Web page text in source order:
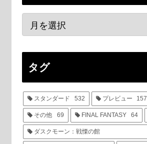
タグ
スタンダード 532 プレビュー 157
その他 69 FINAL FANTASY 64
ダスクモーン：戦慄の館